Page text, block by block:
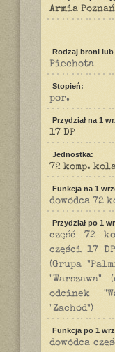
Armia Poznań
Rodzaj broni lub
Piechota
Stopień:
por.
Przydział na 1
17 DP
Jednostka:
72 komp.
Funkcja na 1
dowódca 72
Przydział po 1
część 72
części 17
(Grupa
odcinek
"Zachód")
Funkcja po 1
dowódca